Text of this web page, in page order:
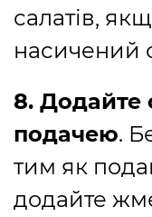
салатів,
насичений
8. Додайте
подачею.
тим як
додайте